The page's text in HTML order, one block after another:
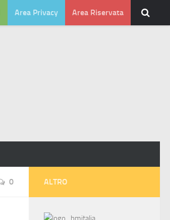
Area Riservata
Area Privacy
0 ALTRO